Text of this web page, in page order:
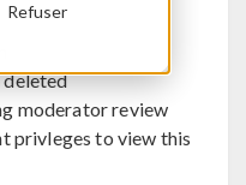
Refuser
deleted
moderator review
privleges to view this